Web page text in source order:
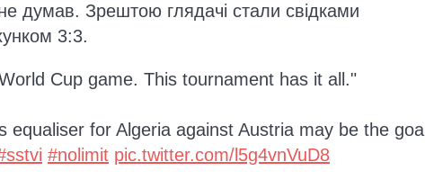
думав. Зрештою глядачі стали свідками
3:3.
Cup game. This tournament has it all."
equaliser for Algeria against Austria may be the goal
#nolimit pic.twitter.com/l5g4vnVuD8